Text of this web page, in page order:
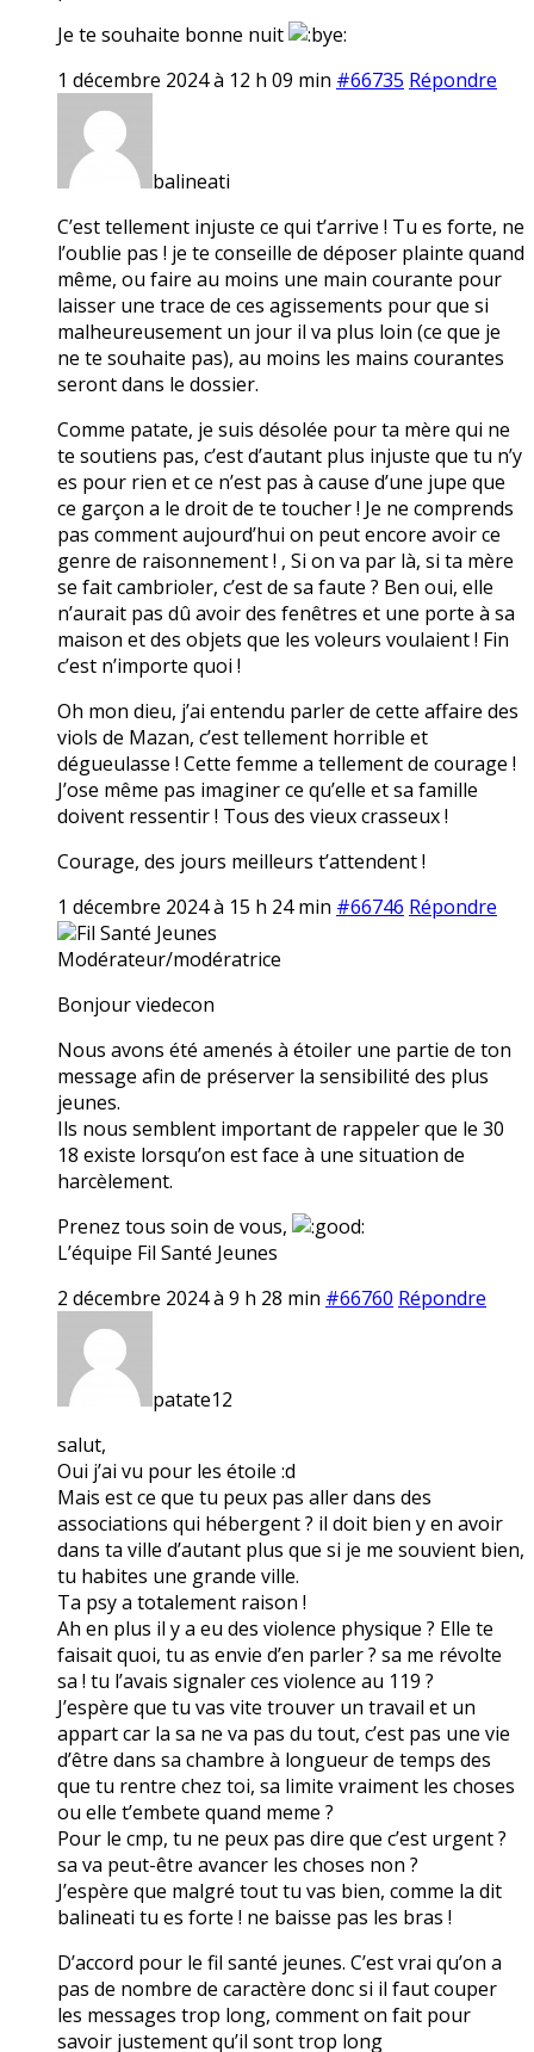
Je te souhaite bonne nuit
1 décembre 2024 à 12 h 09 min #66735 Répondre
balineati
C’est tellement injuste ce qui t’arrive ! Tu es forte, ne
l’oublie pas ! je te conseille de déposer plainte quand
même, ou faire au moins une main courante pour
laisser une trace de ces agissements pour que si
malheureusement un jour il va plus loin (ce que je
ne te souhaite pas), au moins les mains courantes
seront dans le dossier.
Comme patate, je suis désolée pour ta mère qui ne
te soutiens pas, c’est d’autant plus injuste que tu n’y
es pour rien et ce n’est pas à cause d’une jupe que
ce garçon a le droit de te toucher ! Je ne comprends
pas comment aujourd’hui on peut encore avoir ce
genre de raisonnement ! , Si on va par là, si ta mère
se fait cambrioler, c’est de sa faute ? Ben oui, elle
n’aurait pas dû avoir des fenêtres et une porte à sa
maison et des objets que les voleurs voulaient ! Fin
c’est n’importe quoi !
Oh mon dieu, j’ai entendu parler de cette affaire des
viols de Mazan, c’est tellement horrible et
dégueulasse ! Cette femme a tellement de courage !
J’ose même pas imaginer ce qu’elle et sa famille
doivent ressentir ! Tous des vieux crasseux !
Courage, des jours meilleurs t’attendent !
1 décembre 2024 à 15 h 24 min #66746 Répondre
Fil Santé Jeunes
Modérateur/modératrice
Bonjour viedecon
Nous avons été amenés à étoiler une partie de ton
message afin de préserver la sensibilité des plus
jeunes.
Ils nous semblent important de rappeler que le 30
18 existe lorsqu’on est face à une situation de
harcèlement.
Prenez tous soin de vous,
L’équipe Fil Santé Jeunes
2 décembre 2024 à 9 h 28 min #66760 Répondre
patate12
salut,
Oui j’ai vu pour les étoile :d
Mais est ce que tu peux pas aller dans des
associations qui hébergent ? il doit bien y en avoir
dans ta ville d’autant plus que si je me souvient bien,
tu habites une grande ville.
Ta psy a totalement raison !
Ah en plus il y a eu des violence physique ? Elle te
faisait quoi, tu as envie d’en parler ? sa me révolte
sa ! tu l’avais signaler ces violence au 119 ?
J’espère que tu vas vite trouver un travail et un
appart car la sa ne va pas du tout, c’est pas une vie
d’être dans sa chambre à longueur de temps des
que tu rentre chez toi, sa limite vraiment les choses
ou elle t’embete quand meme ?
Pour le cmp, tu ne peux pas dire que c’est urgent ?
sa va peut-être avancer les choses non ?
J’espère que malgré tout tu vas bien, comme la dit
balineati tu es forte ! ne baisse pas les bras !
D’accord pour le fil santé jeunes. C’est vrai qu’on a
pas de nombre de caractère donc si il faut couper
les messages trop long, comment on fait pour
savoir justement qu’il sont trop long